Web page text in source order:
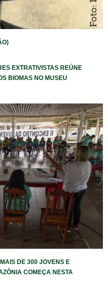
EXTRATIVISTAS REÚNE
BIOMAS NO MUSEU
DE 300 JOVENS E
COMEÇA NESTA